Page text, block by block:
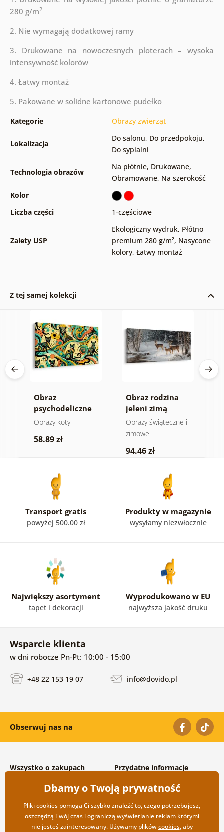
280 g/m2
2. Nie wymagają dodatkowej ramy
3. Drukowane na nowoczesnych ploterach – wysoka
intensywność kolorów
4. Łatwy montaż
5. Pakowane w solidne kartonowe pudełko
Kategorie Obrazy zwierząt
Lokalizacja
Do salonu, Do przedpokoju,
Do sypialni
Technologia obrazów
Na płótnie, Drukowane,
Obramowane, Na szerokość
Kolor
Liczba części
1-częściowe
Zalety USP
Ekologiczny wydruk, Płótno
premium 280 g/m², Nasycone
kolory, Łatwy montaż
Z tej samej kolekcji
Obraz
psychodeliczne
koty
Obrazy koty
58.89 zł
Obraz rodzina
jeleni zimą
Obrazy świąteczne i
zimowe
94.46 zł
Transport gratis
powyżej 500.00 zł
Produkty w magazynie
wysyłamy niezwłocznie
Największy asortyment
tapet i dekoracji
Wyprodukowano w EU
najwyższa jakość druku
Wsparcie klienta
w dni robocze Pn-Pt: 10:00 - 15:00
+48 22 153 19 07 info@dovido.pl
Obserwuj nas na
Wszystko o zakupach
Warunki handlowe i
reklamacyjne
Prywatność
Opcje wysyłki i płatności
Zwrot towarów
Przydatne informacje
Często zadawane pytania
Kontakt
Współpraca hurtowa
Dbamy o Twoją prywatność
Pliki cookies pomogą Ci szybko znaleźć to, czego potrzebujesz,
oszczędzą Twój czas i ograniczą wyświetlanie reklam którymi
nie jesteś zainteresowany. Używamy plikówcookies, aby